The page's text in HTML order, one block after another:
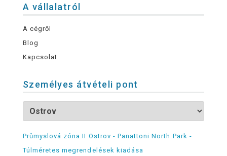
A vállalatról
A cégről
Blog
Kapcsolat
Személyes átvételi pont
Průmyslová zóna II Ostrov - Panattoni North Park -
Túlméretes megrendelések kiadása